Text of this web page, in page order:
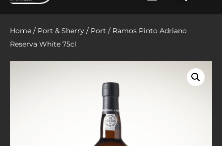
Home / Port & Sherry / Port / Ramos Pinto Adriano
Reserva White 75cl